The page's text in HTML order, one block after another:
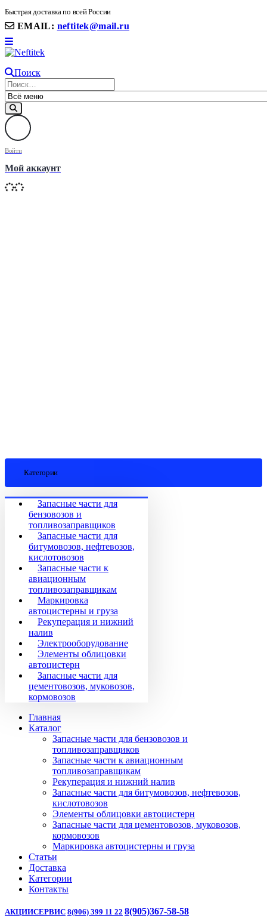
Быстрая доставка по всей России
EMAIL: neftitek@mail.ru
Поиск
Войти
Мой аккаунт
Категории
Запасные части для
бензовозов и
топливозаправщиков
Запасные части для
битумовозов, нефтевозов,
кислотовозов
Запасные части к
авиационным
топливозаправщикам
Маркировка
автоцистерны и груза
Рекуперация и нижний
налив
Электрооборудование
Элементы облицовки
автоцистерн
Запасные части для
цементовозов, муковозов,
кормовозов
Главная
Каталог
Запасные части для бензовозов и
топливозаправщиков
Запасные части к авиационным
топливозаправщикам
Рекуперация и нижний налив
Запасные части для битумовозов, нефтевозов,
кислотовозов
Элементы облицовки автоцистерн
Запасные части для цементовозов, муковозов,
кормовозов
Маркировка автоцистерны и груза
Статьи
Доставка
Категории
Контакты
АКЦИИСЕРВИС 8(906) 399 11 22 8(905)367-58-58
8(906) 399 11 22 | 8(905)367-58-58